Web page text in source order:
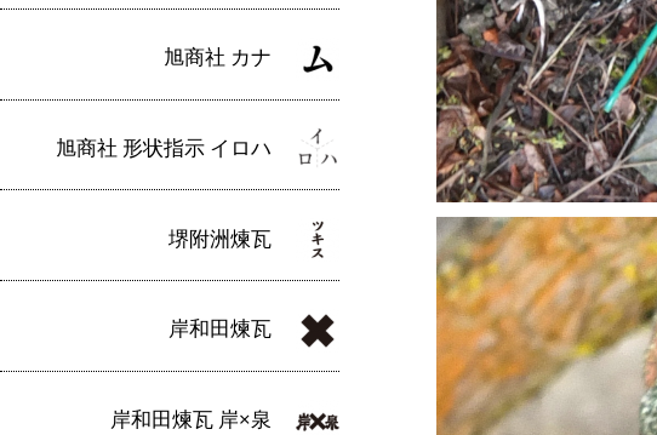
旭商社 カナ
旭商社 形状指示 イロハ
堺附洲煉瓦
岸和田煉瓦
岸和田煉瓦 岸×泉